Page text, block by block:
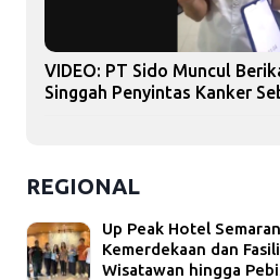
VIDEO: PT Sido Muncul
Singgah Penyintas Kanker
REGIONAL
Up Peak Hotel
Kemerdekaan dan
Wisatawan hingga